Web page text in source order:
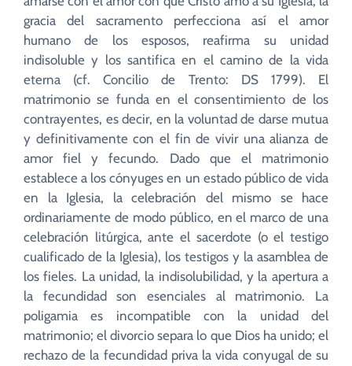
gracia del sacramento perfecciona así el amor
humano de los esposos, reafirma su unidad
indisoluble y los santifica en el camino de la vida
eterna (cf. Concilio de Trento: DS 1799). El
matrimonio se funda en el consentimiento de los
contrayentes, es decir, en la voluntad de darse mutua
y definitivamente con el fin de vivir una alianza de
amor fiel y fecundo. Dado que el matrimonio
establece a los cónyuges en un estado público de vida
en la Iglesia, la celebración del mismo se hace
ordinariamente de modo público, en el marco de una
celebración litúrgica, ante el sacerdote (o el testigo
cualificado de la Iglesia), los testigos y la asamblea de
los fieles. La unidad, la indisolubilidad, y la apertura a
la fecundidad son esenciales al matrimonio. La
poligamia es incompatible con la unidad del
matrimonio; el divorcio separa lo que Dios ha unido; el
rechazo de la fecundidad priva la vida conyugal de su